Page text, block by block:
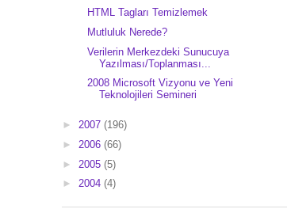
HTML Tagları Temizlemek
Mutluluk Nerede?
Verilerin Merkezdeki Sunucuya
Yazılması/Toplanması...
2008 Microsoft Vizyonu ve Yeni
Teknolojileri Semineri
► 2007 (196)
► 2006 (66)
► 2005 (5)
► 2004 (4)